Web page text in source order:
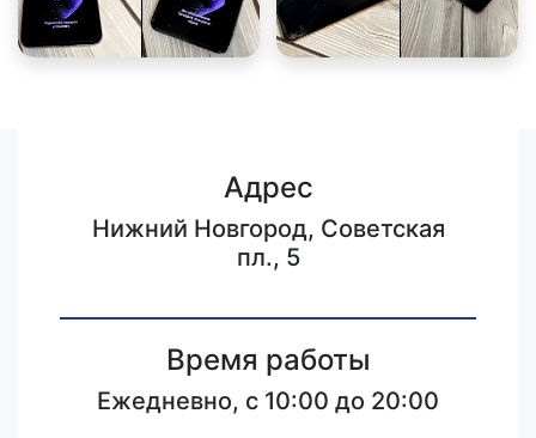
Адрес
Нижний Новгород, Советская
пл., 5
Время работы
Ежедневно, с 10:00 до 20:00